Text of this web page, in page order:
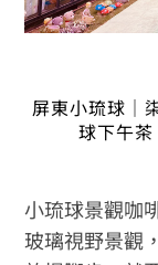
屏東小琉球｜
球下午
小琉球景觀咖
玻璃視野景觀